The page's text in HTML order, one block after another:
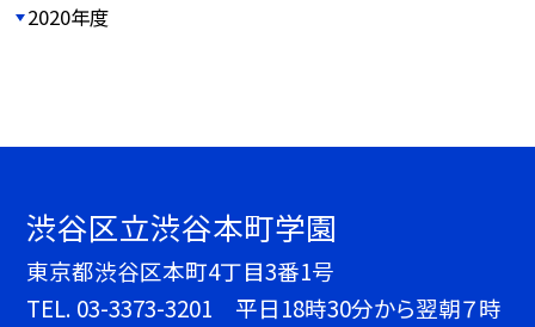
2020年度
渋谷区立渋谷本町学園
東京都渋谷区本町4丁目3番1号
TEL. 03-3373-3201 平日18時30分から翌朝７時